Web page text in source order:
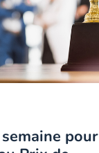
pour